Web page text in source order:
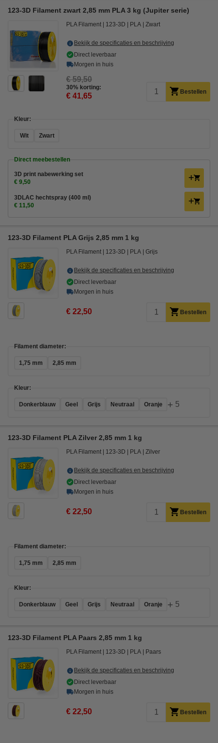
123-3D Filament zwart 2,85 mm PLA 3 kg (Jupiter serie)
PLA Filament 123-3D PLA Zwart
Bekijk de specificaties en beschrijving
Direct leverbaar
Morgen in huis
€ 59,50
30% korting:
€ 41,65 Bestellen
Kleur:
Wit Zwart
Direct meebestellen
3D print nabewerking set
€ 9,50
3DLAC hechtspray (400 ml)
€ 11,50
123-3D Filament PLA Grijs 2,85 mm 1 kg
PLA Filament 123-3D PLA Grijs
Bekijk de specificaties en beschrijving
Direct leverbaar
Morgen in huis
€ 22,50 Bestellen
Filament diameter:
1,75 mm 2,85 mm
Kleur:
Donkerblauw Geel Grijs Neutraal Oranje + 5
123-3D Filament PLA Zilver 2,85 mm 1 kg
PLA Filament 123-3D PLA Zilver
Bekijk de specificaties en beschrijving
Direct leverbaar
Morgen in huis
€ 22,50 Bestellen
Filament diameter:
1,75 mm 2,85 mm
Kleur:
Donkerblauw Geel Grijs Neutraal Oranje + 5
123-3D Filament PLA Paars 2,85 mm 1 kg
PLA Filament 123-3D PLA Paars
Bekijk de specificaties en beschrijving
Direct leverbaar
Morgen in huis
€ 22,50 Bestellen